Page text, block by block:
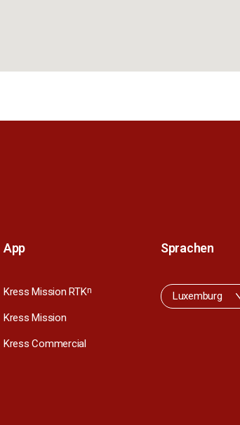
App
Kress Mission RTKn
Kress Mission
Kress Commercial
Sprachen
Luxemburg